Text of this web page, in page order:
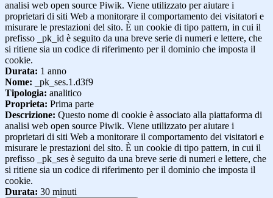
analisi web open source Piwik. Viene utilizzato per aiutare i
proprietari di siti Web a monitorare il comportamento dei visitatori e
misurare le prestazioni del sito. È un cookie di tipo pattern, in cui il
prefisso _pk_id è seguito da una breve serie di numeri e lettere, che
si ritiene sia un codice di riferimento per il dominio che imposta il
cookie.
Durata: 1 anno
Nome: _pk_ses.1.d3f9
Tipologia: analitico
Proprieta: Prima parte
Descrizione: Questo nome di cookie è associato alla piattaforma di
analisi web open source Piwik. Viene utilizzato per aiutare i
proprietari di siti Web a monitorare il comportamento dei visitatori e
misurare le prestazioni del sito. È un cookie di tipo pattern, in cui il
prefisso _pk_ses è seguito da una breve serie di numeri e lettere, che
si ritiene sia un codice di riferimento per il dominio che imposta il
cookie.
Durata: 30 minuti